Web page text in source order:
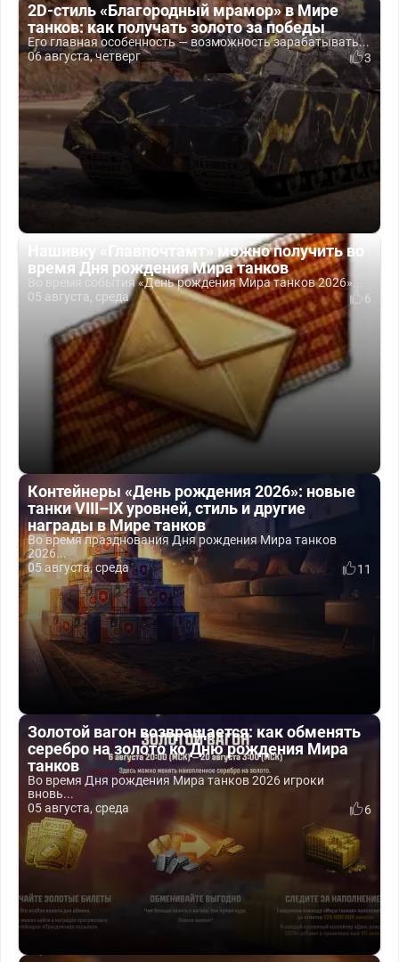
2D-стиль «Благородный мрамор» в Мире
танков: как получать золото за победы
Его главная особенность — возможность зарабатывать...
06 августа, четверг
3
Нашивку «Главпочтамт» можно получить во
время Дня рождения Мира танков
Во время события «День рождения Мира танков 2026»...
05 августа, среда
6
Контейнеры «День рождения 2026»: новые
танки VIII–IX уровней, стиль и другие
награды в Мире танков
Во время празднования Дня рождения Мира танков
2026...
05 августа, среда
11
Золотой вагон возвращается: как обменять
серебро на золото ко Дню рождения Мира
танков
Во время Дня рождения Мира танков 2026 игроки
вновь...
05 августа, среда
6